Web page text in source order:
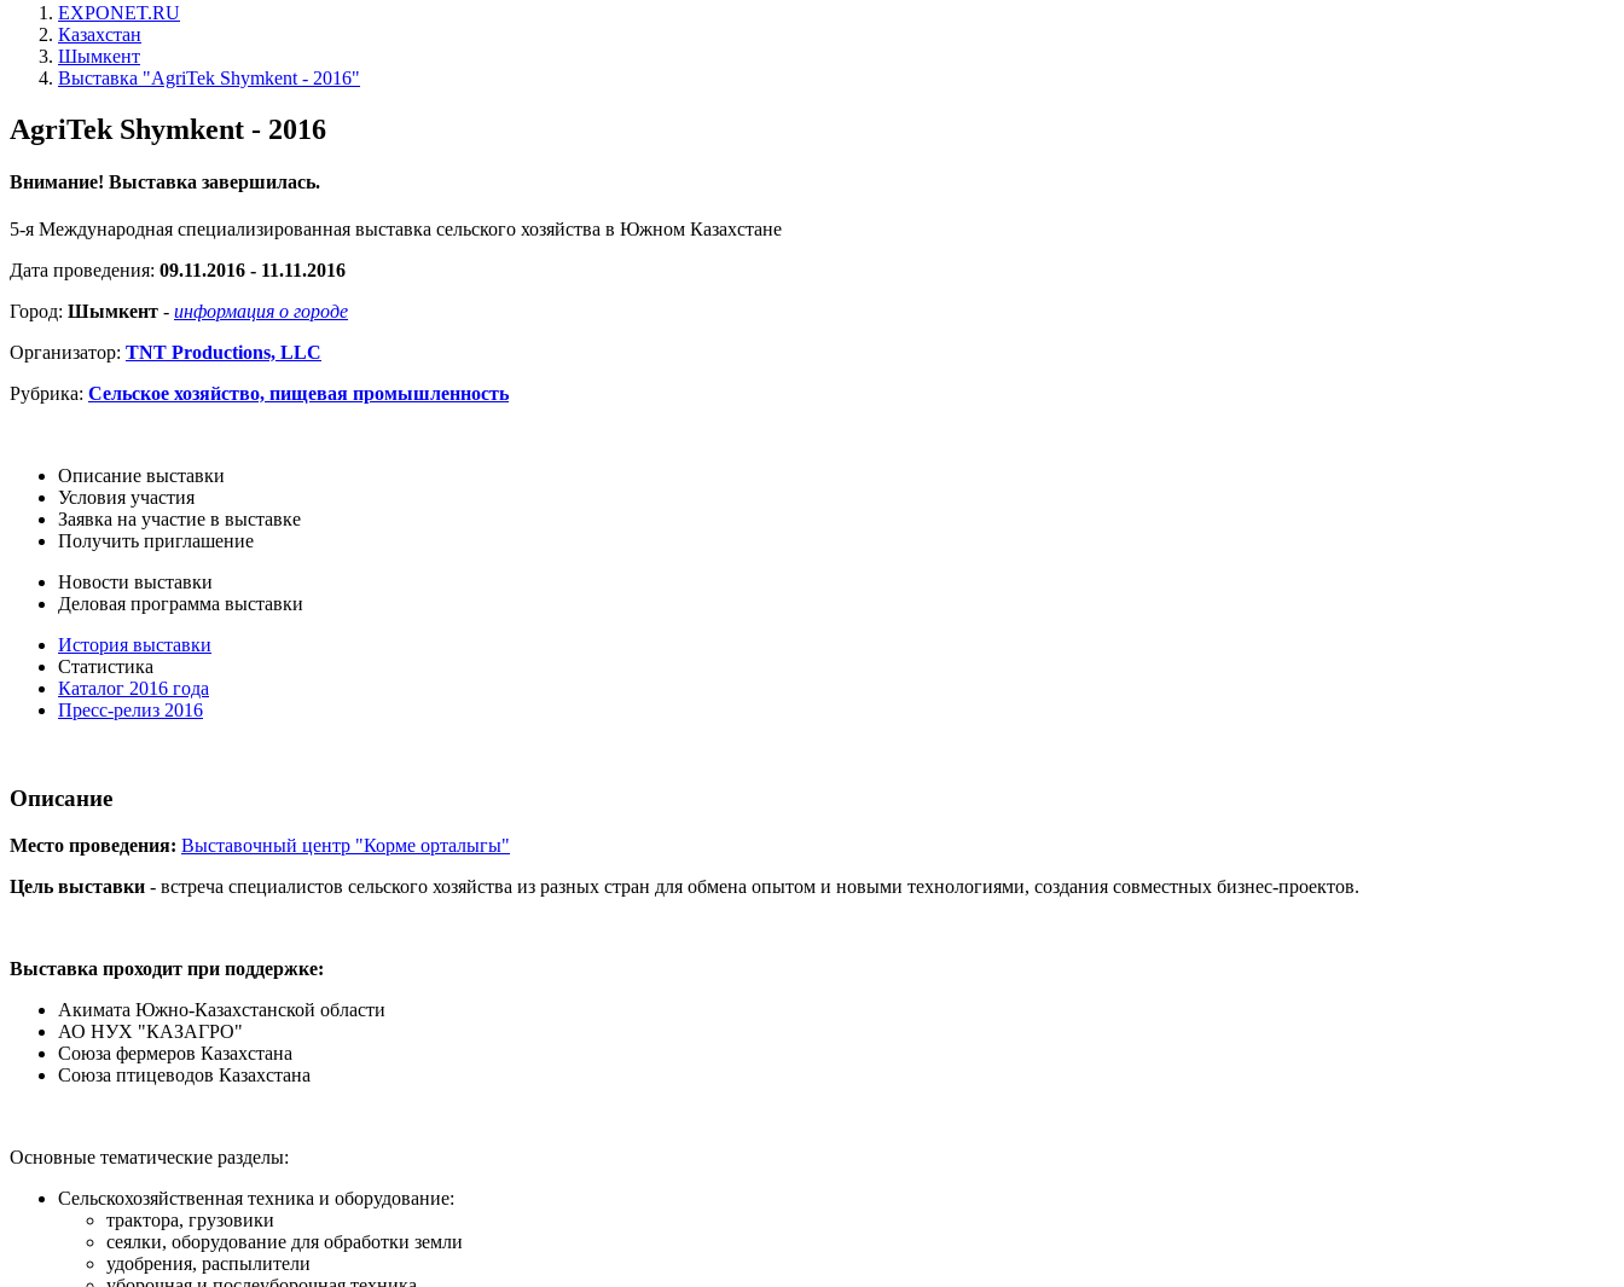
EXPONET.RU
Казахстан
Шымкент
Выставка "AgriTek Shymkent - 2016"
AgriTek Shymkent - 2016
Внимание! Выставка завершилась.
5-я Международная специализированная выставка сельского хозяйства в Южном Казахстане
Дата проведения: 09.11.2016 - 11.11.2016
Город: Шымкент - информация о городе
Организатор: TNT Productions, LLC
Рубрика: Сельское хозяйство, пищевая промышленность
Описание выставки
Условия участия
Заявка на участие в выставке
Получить приглашение
Новости выставки
Деловая программа выставки
История выставки
Статистика
Каталог 2016 года
Пресс-релиз 2016
Описание
Место проведения: Выставочный центр "Корме орталыгы"
Цель выставки - встреча специалистов сельского хозяйства из разных стран для обмена опытом и новыми технологиями, создания совместных бизнес-проектов.
Выставка проходит при поддержке:
Акимата Южно-Казахстанской области
АО НУХ "КАЗАГРО"
Союза фермеров Казахстана
Союза птицеводов Казахстана
Основные тематические разделы:
Сельскохозяйственная техника и оборудование:
трактора, грузовики
сеялки, оборудование для обработки земли
удобрения, распылители